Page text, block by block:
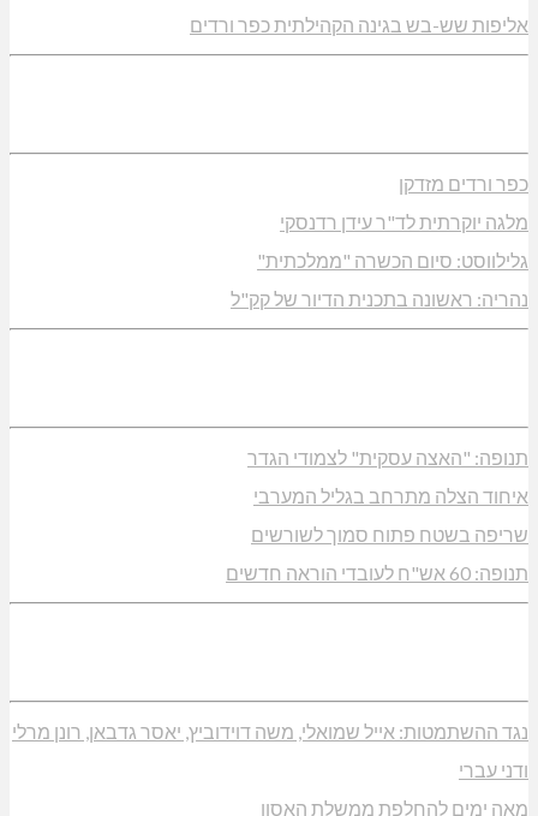
אליפות שש-בש בגינה הקהילתית כפר ורדים
כפר ורדים מזדקן
מלגה יוקרתית לד"ר עידן רדנסקי
גלילווסט: סיום הכשרה "ממלכתית"
נהריה: ראשונה בתכנית הדיור של קק"ל
תנופה: "האצה עסקית" לצמודי הגדר
איחוד הצלה מתרחב בגליל המערבי
שריפה בשטח פתוח סמוך לשורשים
תנופה: 60 אש"ח לעובדי הוראה חדשים
נגד ההשתמטות: אייל שמואלי, משה דוידוביץ, יאסר גדבאן, רונן מרלי
ודני עברי
מאה ימים להחלפת ממשלת האסון